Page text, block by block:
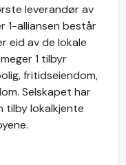
leverandør av
1-alliansen består
eid av de lokale
1 tilbyr
fritidseiendom,
Selskapet har
tilby lokalkjente